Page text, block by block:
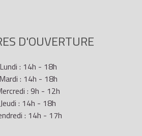
D'OUVERTURE
Lundi : 14h - 18h
Mardi : 14h - 18h
: 9h - 12h
Jeudi : 14h - 18h
: 14h - 17h